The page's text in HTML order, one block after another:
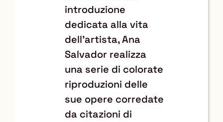
introduzione
dedicata alla vita
dell’artista, Ana
Salvador realizza
una serie di colorate
riproduzioni delle
sue opere corredate
da citazioni di